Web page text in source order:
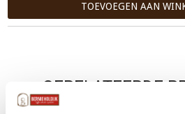
TOEVOEGEN AAN
GERELATEERDE